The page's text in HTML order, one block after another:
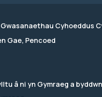
Cyhoeddus
Gae, Pencoed
â ni yn Gymraeg a